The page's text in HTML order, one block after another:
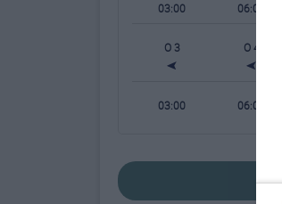
03:00 06:00
O 3 O 4
03:00 06:00